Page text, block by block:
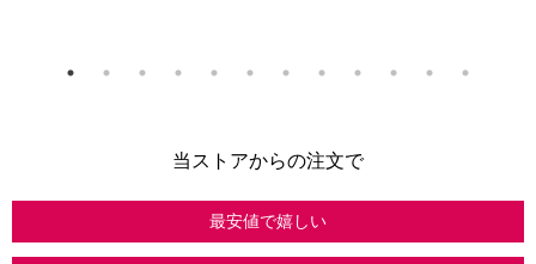
当ストアからの注文で
最安値で嬉しい